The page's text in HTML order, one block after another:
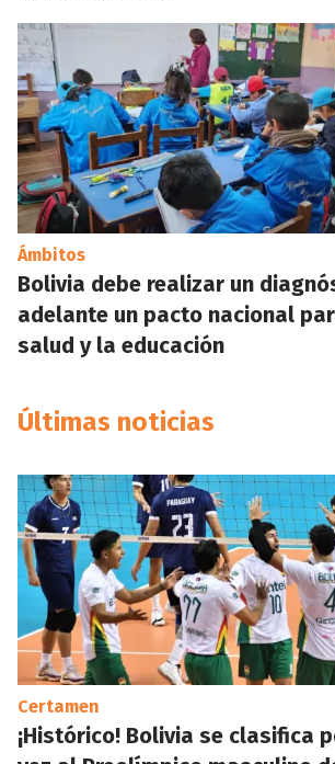
Ámbitos
Bolivia debe realizar un
adelante un pacto nacional
salud y la educación
Últimas noticias
Certamen
¡Histórico! Bolivia se clasifica